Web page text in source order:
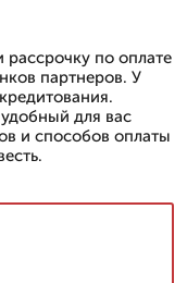
по оплате
партнеров. У
для вас
и способов оплаты